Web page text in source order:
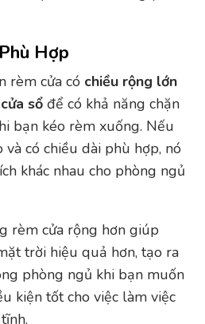
Hợp
rèm cửa có chiều rộng lớn
sổ để có khả năng chặn
bạn kéo rèm xuống. Nếu
và có chiều dài phù hợp, nó
khác nhau cho phòng ngủ
rèm cửa rộng hơn giúp
trời hiệu quả hơn, tạo ra
phòng ngủ khi bạn muốn
kiện tốt cho việc làm việc